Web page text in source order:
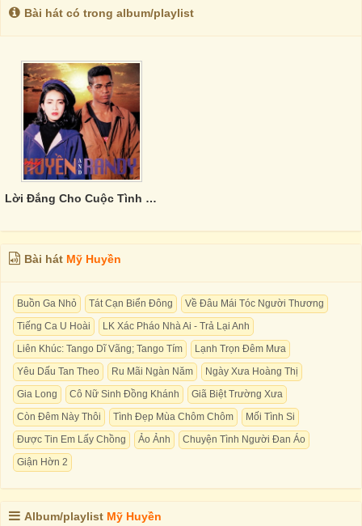
Bài hát có trong album/playlist
Lời Đắng Cho Cuộc Tình - Mỹ Huyền, Randy
Bài hát Mỹ Huyền
Buồn Ga Nhỏ Tát Cạn Biển Đông
Về Đâu Mái Tóc Người Thương
Tiếng Ca U Hoài
LK Xác Pháo Nhà Ai - Trả Lại Anh
Liên Khúc: Tango Dĩ Vãng; Tango Tím
Lạnh Trọn Đêm Mưa
Yêu Dấu Tan Theo
Ru Mãi Ngàn Năm
Ngày Xưa Hoàng Thị
Gia Long
Cô Nữ Sinh Đồng Khánh
Giã Biệt Trường Xưa
Còn Đêm Này Thôi
Tình Đẹp Mùa Chôm Chôm
Mối Tình Si
Được Tin Em Lấy Chồng
Ảo Ảnh
Chuyện Tình Người Đan Áo
Giận Hờn 2
Album/playlist Mỹ Huyền